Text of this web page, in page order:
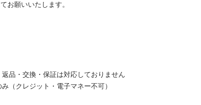
お願いいたします。
品・交換・保証は対応しておりません
（クレジット・電子マネー不可）